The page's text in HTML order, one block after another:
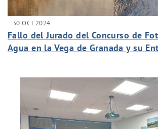
30 OCT 2024
Fallo del Jurado del Concurso de
Agua en la Vega de Granada y su